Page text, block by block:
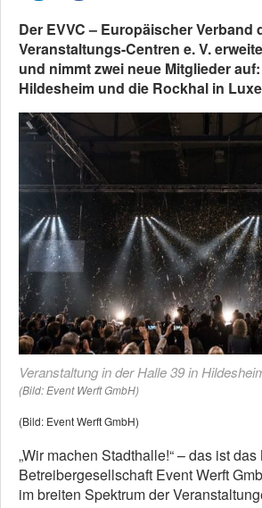
Der EVVC – Europäischer Verband
Veranstaltungs-Centren e. V.
und nimmt zwei neue Mitglieder
Hildesheim und die Rockhal in
Veranstaltung in der Halle 39 in
(Bild: Event Werft GmbH)
(Bild: Event Werft GmbH)
„Wir machen Stadthalle!“ – das ist das
Betreibergesellschaft Event Werft
im breiten Spektrum der